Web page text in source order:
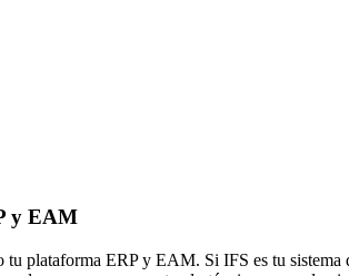
y EAM
plataforma ERP y EAM. Si IFS es tu